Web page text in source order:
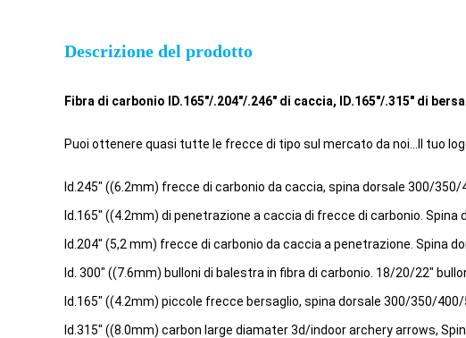
Descrizione del prodotto
Fibra di carbonio ID.165"/.204"/.246" di caccia, ID.165"/.315" di
Puoi ottenere quasi tutte le frecce di tipo sul mercato da noi...Il tuo
Id.245" ((6.2mm) frecce di carbonio da caccia, spina dorsale 300/
Id.165" ((4.2mm) di penetrazione a caccia di frecce di carbonio.
Id.204" (5,2 mm) frecce di carbonio da caccia a penetrazione. Spina
Id. 300" ((7.6mm) bulloni di balestra in fibra di carbonio. 18/20/22"
Id.165" ((4.2mm) piccole frecce bersaglio, spina dorsale 300/350/
Id.315" ((8.0mm) carbon large diamater 3d/indoor archery arrows,